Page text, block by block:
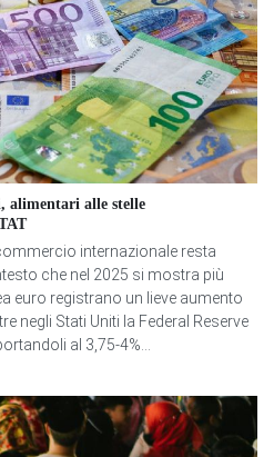
alimentari alle stelle
internazionale resta
che nel 2025 si mostra più
euro registrano un lieve aumento
negli Stati Uniti la Federal Reserve
al 3,75-4%...